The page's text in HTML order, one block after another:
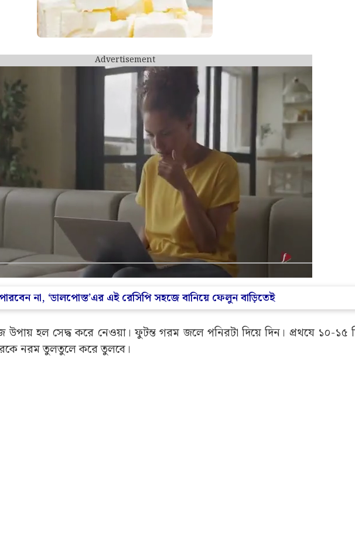
Advertisement
না, ‘ডালপোস্ত’এর এই রেসিপি সহজে বানিয়ে ফেলুন বাড়িতেই
হল সেদ্ধ করে নেওয়া। ফুটন্ত গরম জলে পনিরটা দিয়ে দিন। প্রথযে ১০-১৫
নরম তুলতুলে করে তুলবে।